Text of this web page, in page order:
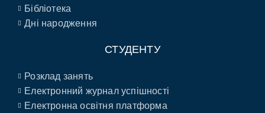
Бібліотека
Дні народження
СТУДЕНТУ
Розклад занять
Електронний журнал успішності
Електронна освітня платформа